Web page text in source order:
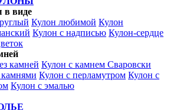
в виде
Кулон любимой Кулон
Кулон с надписью Кулон-сердце
камней Кулон с камнем Сваровски
Кулон с перламутром Кулон с
Кулон с эмалью